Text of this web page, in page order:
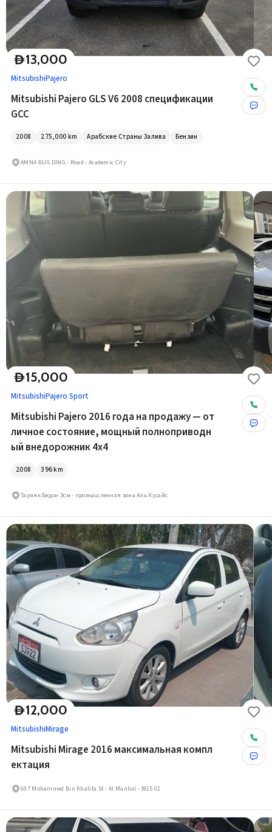
D13,000
MitsubishiPajero
Mitsubishi Pajero GLS V6 2008 спецификации
GCC
2008 275,000 km Арабские Страны Залива Бензин
AMNA BUILDING - Road - Academic City
D15,000
MitsubishiPajero Sport
Mitsubishi Pajero 2016 года на продажу — от
личное состояние, мощный полноприводн
ый внедорожник 4x4
2008 396km
Тарияк Бедон Эсм - промышленная зона Аль Кусайс
D12,000
MitsubishiMirage
Mitsubishi Mirage 2016 максимальная компл
ектация
607 Mohammed Bin Khalifa St - Al Manhal - W15 02